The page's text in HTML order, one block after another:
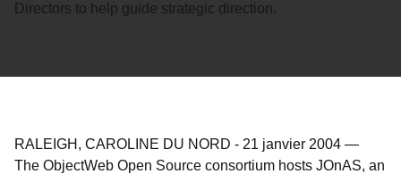
Directors to help guide strategic direction.
RALEIGH, CAROLINE DU NORD - 21 janvier 2004 —
The ObjectWeb Open Source consortium hosts JOnAS, an